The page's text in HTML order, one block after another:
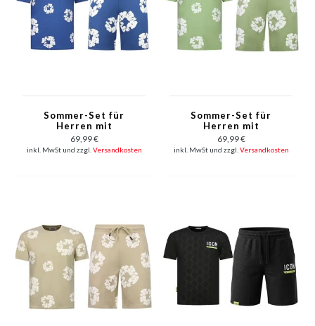
Sommer-Set für
Herren mit
Blumenmuster –
Blumenanzug mit
Shorts, Herren-
69,99 €
inkl. MwSt und zzgl. Versandkosten
Sommer-Set für
Herren mit
Blumenmuster –
Blumenanzug mit
Shorts, Herren-
69,99 €
inkl. MwSt und zzgl. Versandkosten